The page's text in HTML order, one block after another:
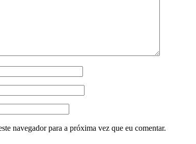
navegador para a próxima vez que eu comentar.